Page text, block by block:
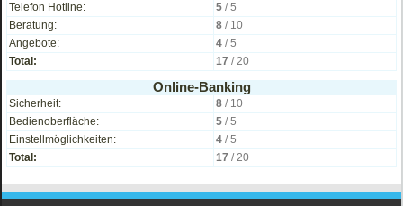
Telefon Hotline: 5 / 5
Beratung:
8 / 10
Angebote:
4 / 5
Total:
17 / 20
Online-Banking
Sicherheit: 8 / 10
Bedienoberfläche:
5 / 5
Einstellmöglichkeiten:
4 / 5
Total:
17 / 20